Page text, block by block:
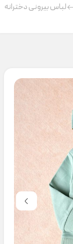
لباس بیرونی دخترانه